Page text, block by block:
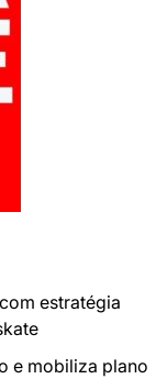
estratégia
e mobiliza plano